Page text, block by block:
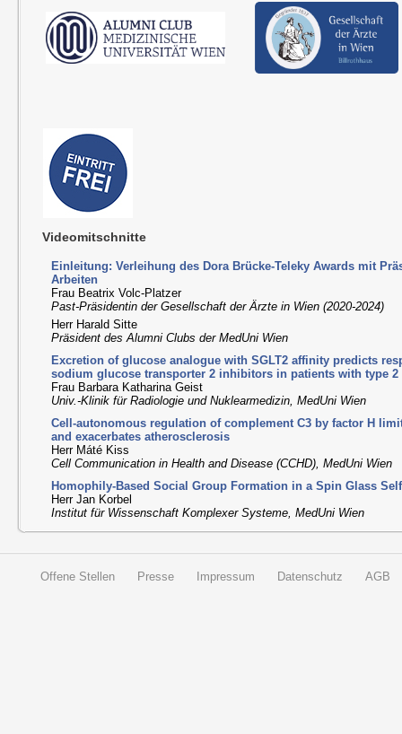
Videomitschnitte
Einleitung: Verleihung des Dora Brücke-Teleky Awards mit
Arbeiten
Frau Beatrix Volc-Platzer
Past-Präsidentin der Gesellschaft der Ärzte in Wien (2020-2024)
Herr Harald Sitte
Präsident des Alumni Clubs der MedUni Wien
Excretion of glucose analogue with SGLT2 affinity predicts
sodium glucose transporter 2 inhibitors in patients with type
Frau Barbara Katharina Geist
Univ.-Klinik für Radiologie und Nuklearmedizin, MedUni Wien
Cell-autonomous regulation of complement C3 by factor H
and exacerbates atherosclerosis
Herr Máté Kiss
Cell Communication in Health and Disease (CCHD), MedUni Wien
Homophily-Based Social Group Formation in a Spin Glass
Herr Jan Korbel
Institut für Wissenschaft Komplexer Systeme, MedUni Wien
Offene Stellen Presse Impressum Datenschutz AGB